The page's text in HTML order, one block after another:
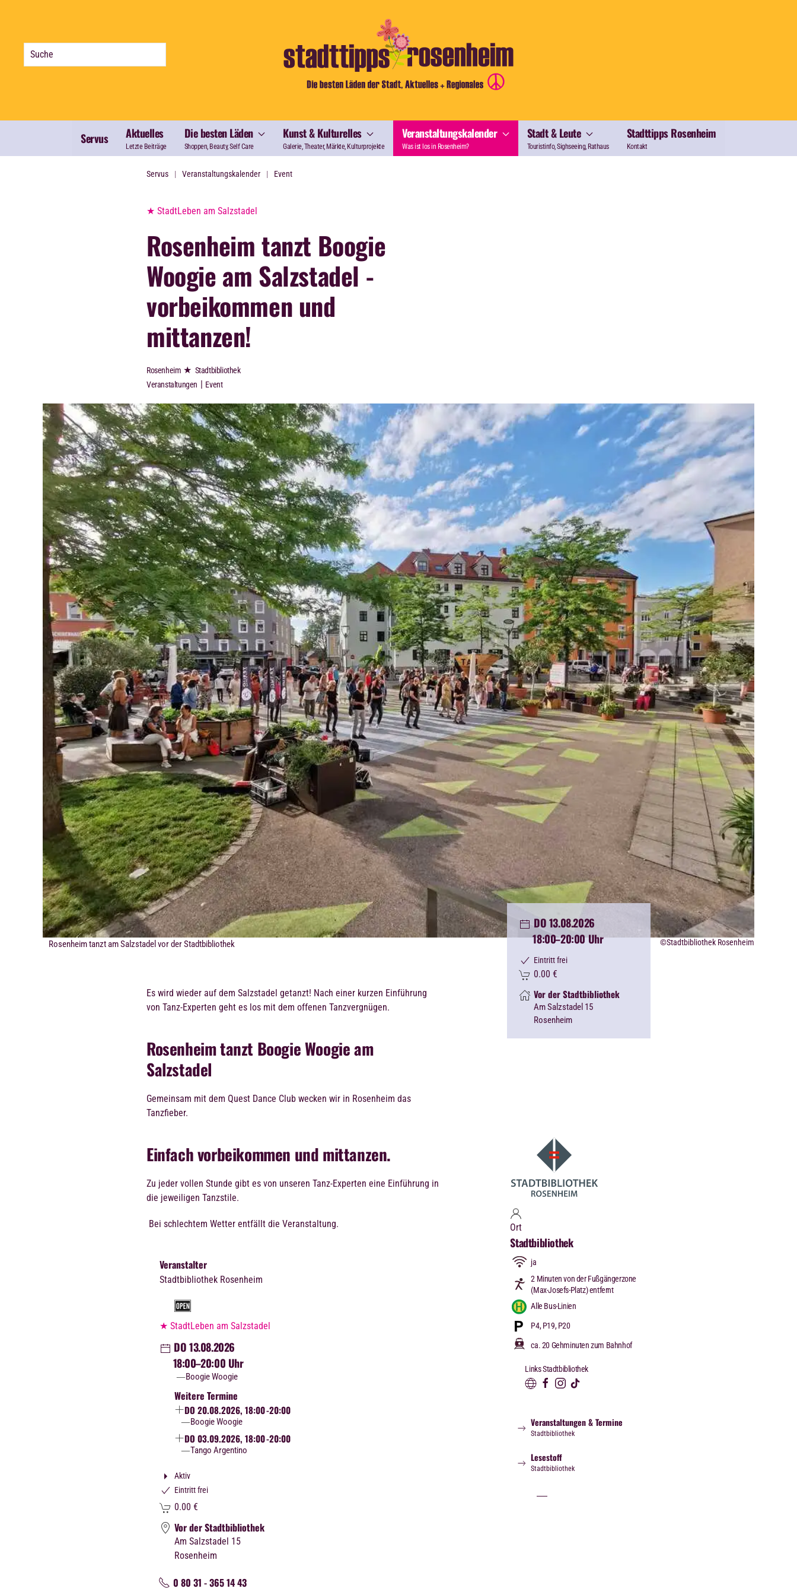
Servus Aktuelles
Letzte Beiträge
Die besten Läden
Shoppen, Beauty, Self Care
Kunst & Kulturelles
Galerie, Theater, Märkte, Kulturprojekte
Veranstaltungskalender
Was ist los in Rosenheim?
Stadt & Leute
Touristinfo, Sighseeing, Rathaus
Stadttipps Rosenheim
Kontakt
Servus Veranstaltungskalender Event
★ StadtLeben am Salzstadel
Rosenheim tanzt Boogie
Woogie am Salzstadel -
vorbeikommen und
mittanzen!
Rosenheim ★ Stadtbibliothek
Veranstaltungen | Event
Rosenheim tanzt am Salzstadel vor der Stadtbibliothek ©Stadtbibliothek Rosenheim
Es wird wieder auf dem Salzstadel getanzt! Nach einer kurzen Einführung
von Tanz-Experten geht es los mit dem offenen Tanzvergnügen.
Rosenheim tanzt Boogie Woogie am
Salzstadel
Gemeinsam mit dem Quest Dance Club wecken wir in Rosenheim das
Tanzfieber.
Einfach vorbeikommen und mittanzen.
Zu jeder vollen Stunde gibt es von unseren Tanz-Experten eine Einführung in
die jeweiligen Tanzstile.
Bei schlechtem Wetter entfällt die Veranstaltung.
Veranstalter
Stadtbibliothek Rosenheim
★ StadtLeben am Salzstadel
DO 13.08.2026
18:00–20:00 Uhr
Boogie Woogie
Weitere Termine
DO 20.08.2026, 18:00-20:00
Boogie Woogie
DO 03.09.2026, 18:00-20:00
Tango Argentino
Aktiv
Eintritt frei
0.00 €
Vor der Stadtbibliothek
Am Salzstadel 15
Rosenheim
0 80 31 - 365 14 43
DO 13.08.2026
18:00–20:00 Uhr
Eintritt frei
0.00 €
Vor der Stadtbibliothek
Am Salzstadel 15
Rosenheim
Ort
Stadtbibliothek
ja
2 Minuten von der Fußgängerzone
(Max-Josefs-Platz) entfernt
Alle Bus-Linien
P4, P19, P20
ca. 20 Gehminuten zum Bahnhof
Links Stadtbibliothek
Veranstaltungen & Termine
Stadtbibliothek
Lesestoff
Stadtbibliothek